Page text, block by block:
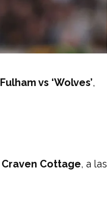
Fulham vs ‘Wolves’,
Craven Cottage, a las